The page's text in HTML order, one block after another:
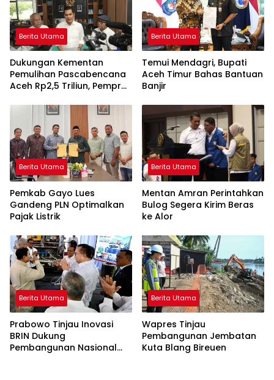
Berita Utama
Dukungan Kementan
Pemulihan Pascabencana
Aceh Rp2,5 Triliun, Pemprov
Berita Utama
Temui Mendagri, Bupati
Aceh Timur Bahas Bantuan
Banjir
Berita Utama
Pemkab Gayo Lues
Gandeng PLN Optimalkan
Pajak Listrik
Berita Utama
Mentan Amran Perintahkan
Bulog Segera Kirim Beras
ke Alor
Berita Utama
Prabowo Tinjau Inovasi
BRIN Dukung
Pembangunan Nasional
Berita Utama
Wapres Tinjau
Pembangunan Jembatan
Kuta Blang Bireuen